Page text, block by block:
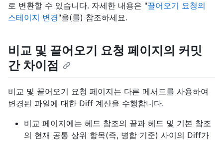
로 변환할 수 있습니다. 자세한 내용은 "끌어오기 요청의
스테이지 변경"을(를) 참조하세요.
비교 및 끌어오기 요청 페이지의 커밋
간 차이점
비교 및 끌어오기 요청 페이지는 다른 메서드를 사용하여
변경된 파일에 대한 Diff 계산을 수행합니다.
비교 페이지에는 헤드 참조의 끝과 헤드 및 기본 참조
의 현재 공통 상위 항목(즉, 병합 기준) 사이의 Diff가